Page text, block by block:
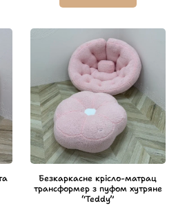
Безкаркасне крісло-матрац
трансформер з пуфом хутряне
“Teddy”